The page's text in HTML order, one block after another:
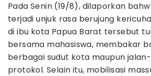
Pada Senin (19/8), dilaporkan
terjadi unjuk rasa berujung
di ibu kota Papua Barat tersebut
bersama mahasiswa, membakar
berbagai sudut kota maupun
protokol. Selain itu, mobilisasi